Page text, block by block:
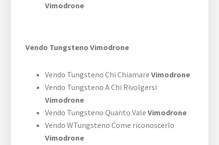
Vimodrone
Vendo Tungsteno Vimodrone
Vendo Tungsteno Chi ChiamareVimodrone
Vendo Tungsteno A Chi Rivolgersi
Vimodrone
Vendo Tungsteno Quanto ValeVimodrone
Vendo WTungsteno Come riconoscerlo
Vimodrone